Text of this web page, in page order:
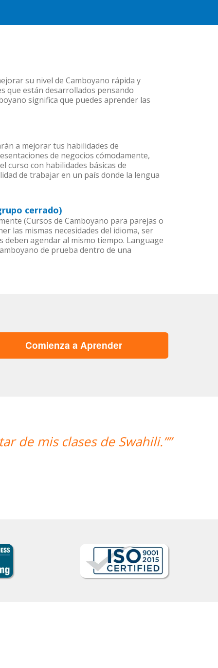
su nivel de Camboyano rápida y
que están desarrollados pensando
significa que puedes aprender las
a mejorar tus habilidades de
de negocios cómodamente,
curso con habilidades básicas de
de trabajar en un país donde la lengua
cerrado)
(Cursos de Camboyano para parejas o
las mismas necesidades del idioma, ser
deben agendar al mismo tiempo. Language
de prueba dentro de una
Comienza a Aprender
“”Hemos realizado nuestra